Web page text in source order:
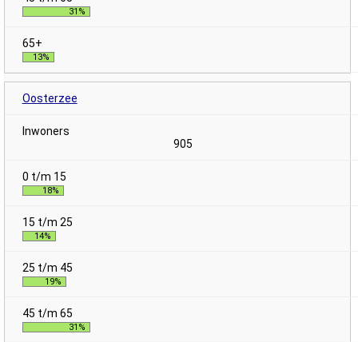
31%
13%
Oosterzee
905
18%
14%
19%
31%